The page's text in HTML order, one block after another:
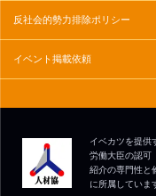
反社会的勢力排除ポリシー
イベント掲載依頼